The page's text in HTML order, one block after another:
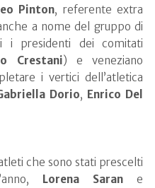
Pinton, referente extra
a nome del gruppo di
i presidenti dei comitati
Crestani) e veneziano
i vertici dell’atletica
Dorio, Enrico Del
che sono stati prescelti
Lorena Sarane